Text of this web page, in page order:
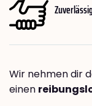
Wir nehmen dir
einen